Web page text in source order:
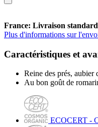
France: Livraison
Plus d'informations sur
Caractéristiques et
Reine des prés, aubier
Au bon goût de
ECOCERT -